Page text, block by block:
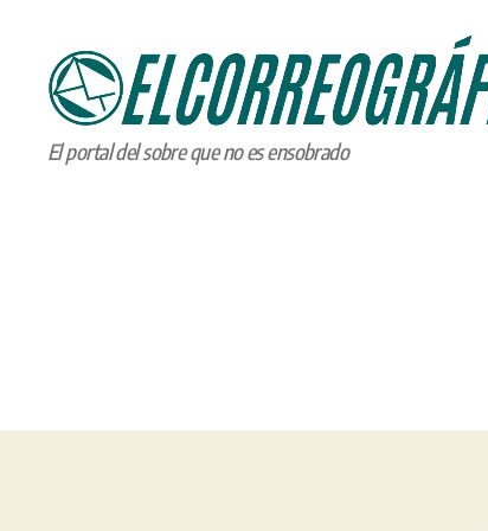
ELCORREOGRÁFICO
El portal del sobre que no es ensobrado